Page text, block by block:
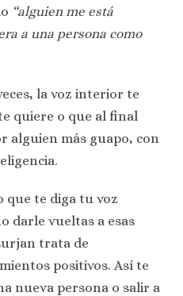
“alguien me está
a una persona como
la voz interior te
quiere o que al final
alguien más guapo, con
que te diga tu voz
darle vueltas a esas
trata de
positivos. Así te
nueva persona o salir a